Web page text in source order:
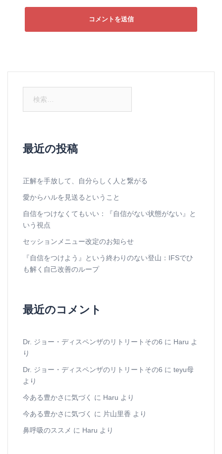
最近の投稿
正解を手放して、自分らしく人と繋がる
愛からハルを見送るということ
自信をつけなくてもいい：『自信がない状態がない』と
いう視点
セッションメニュー改定のお知らせ
『自信をつけよう』という終わりのない登山：IFSでひ
も解く自己改善のループ
最近のコメント
Dr. ジョー・ディスペンザのリトリートその6 に Haru よ
り
Dr. ジョー・ディスペンザのリトリートその6 に teyu母
より
今ある豊かさに気づく に Haru より
今ある豊かさに気づく に 片山里香 より
鼻呼吸のススメ に Haru より